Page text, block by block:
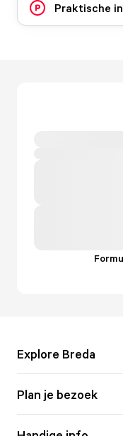
Praktische
Explore Breda
Plan je bezoek